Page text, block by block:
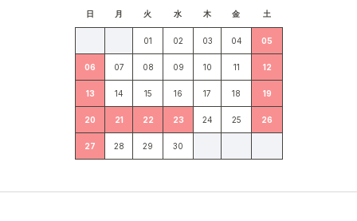
日 月 火 水 木 金 土
01 02 03 04 05
06 07 08 09 10 11 12
13 14 15 16 17 18 19
20 21 22 23 24 25 26
27 28 29 30